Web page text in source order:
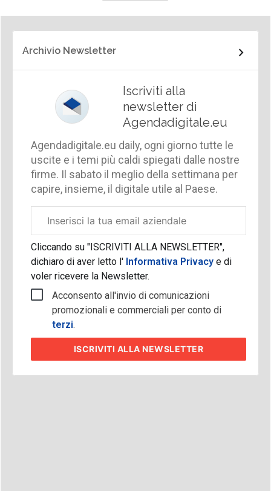
Archivio Newsletter
Iscriviti alla
newsletter di
Agendadigitale.eu
Agendadigitale.eu daily, ogni giorno tutte le
uscite e i temi più caldi spiegati dalle nostre
firme. Il sabato il meglio della settimana per
capire, insieme, il digitale utile al Paese.
aziendale
Cliccando su "ISCRIVITI ALLA NEWSLETTER",
dichiaro di aver letto l'Informativa Privacy e di
voler ricevere la Newsletter.
Acconsento all'invio di comunicazioni
promozionali e commerciali per conto di
terzi.
ISCRIVITI ALLA NEWSLETTER